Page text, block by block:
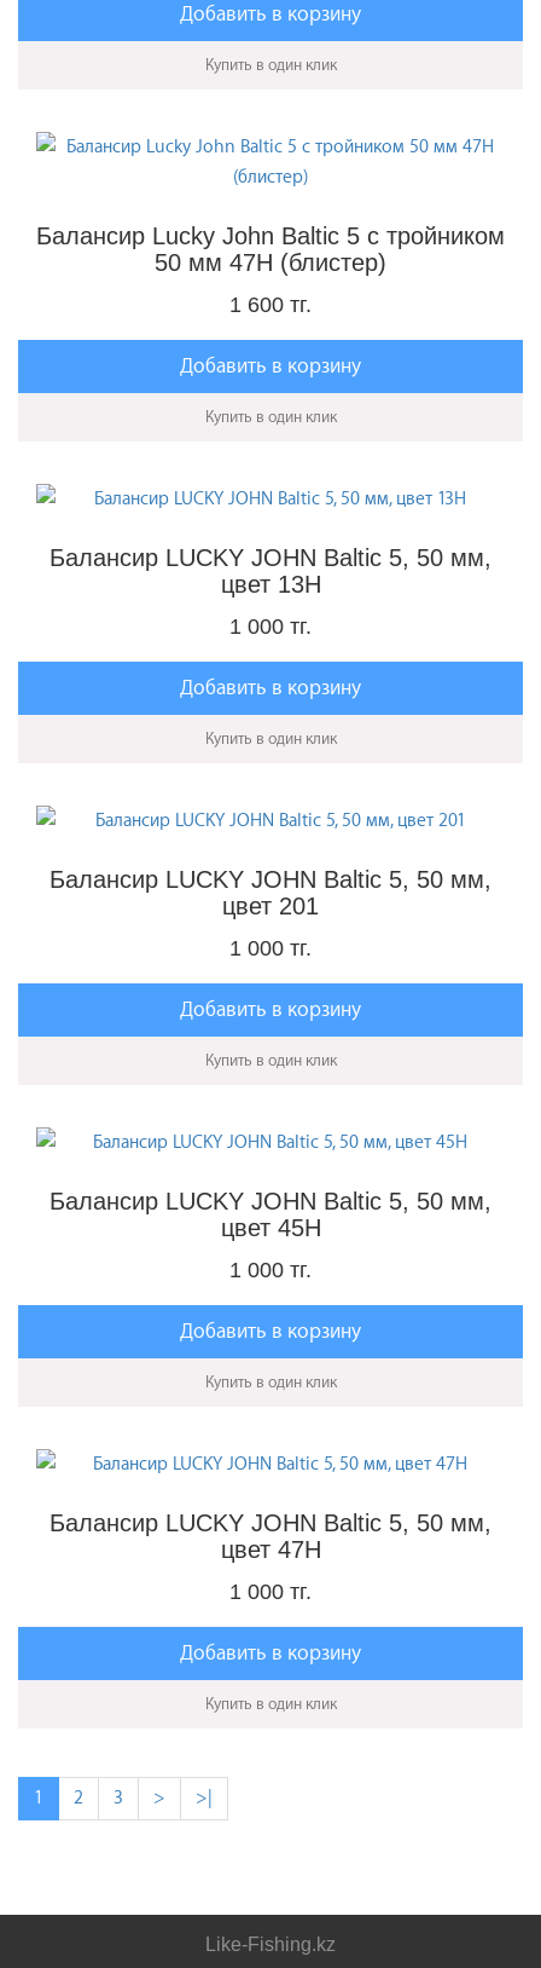
Добавить в корзину
Купить в один клик
Балансир Lucky John Baltic 5 с тройником
50 мм 47H (блистер)
1 600 тг.
Добавить в корзину
Купить в один клик
Балансир LUCKY JOHN Baltic 5, 50 мм,
цвет 13H
1 000 тг.
Добавить в корзину
Купить в один клик
Балансир LUCKY JOHN Baltic 5, 50 мм,
цвет 201
1 000 тг.
Добавить в корзину
Купить в один клик
Балансир LUCKY JOHN Baltic 5, 50 мм,
цвет 45H
1 000 тг.
Добавить в корзину
Купить в один клик
Балансир LUCKY JOHN Baltic 5, 50 мм,
цвет 47H
1 000 тг.
Добавить в корзину
Купить в один клик
1 2 3 > >|
Like-Fishing.kz